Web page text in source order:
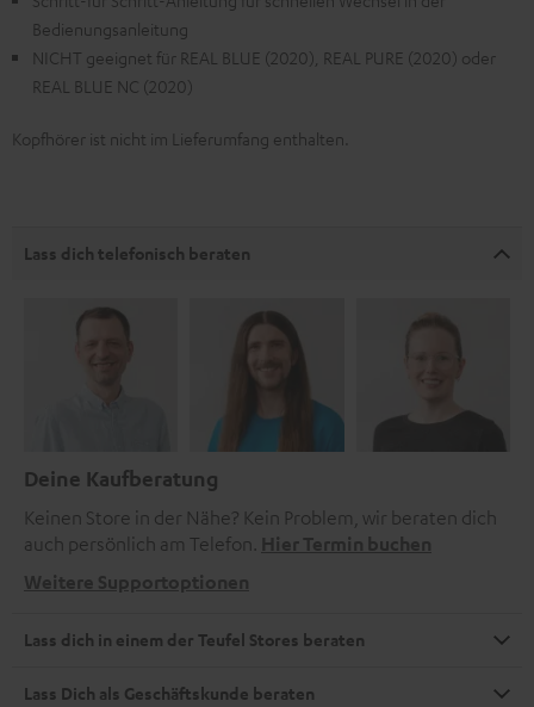
Bedienungsanleitung
NICHT geeignet für REAL BLUE (2020), REAL PURE (2020) oder
REAL BLUE NC (2020)
Kopfhörer ist nicht im Lieferumfang enthalten.
Lass dich telefonisch beraten
Deine Kaufberatung
Keinen Store in der Nähe? Kein Problem, wir beraten dich
auch persönlich am Telefon. Hier Termin buchen
Weitere Supportoptionen
Lass dich in einem der Teufel Stores beraten
Lass Dich als Geschäftskunde beraten